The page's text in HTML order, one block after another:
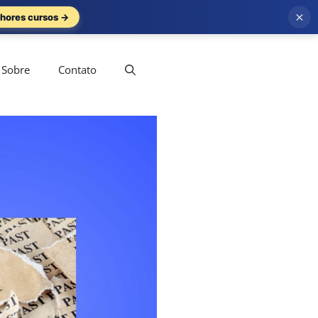
Sobre Contato
cursos → ×